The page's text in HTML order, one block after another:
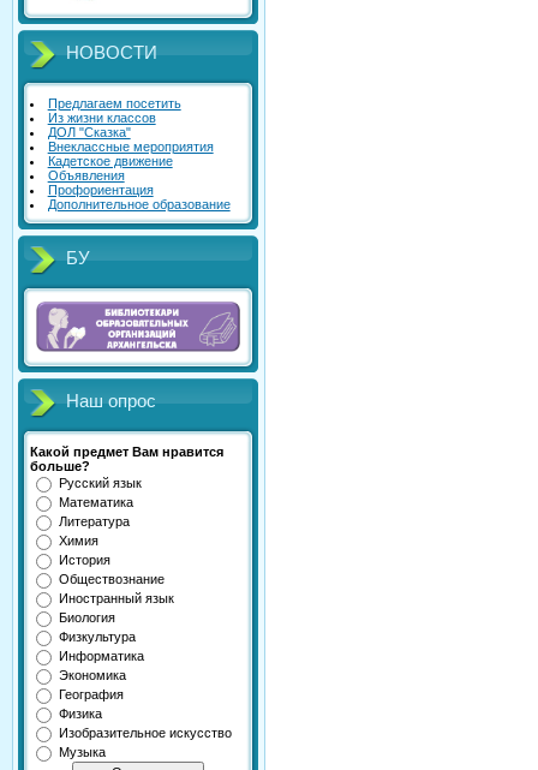
НОВОСТИ
Предлагаем посетить
Из жизни классов
ДОЛ "Сказка"
Внеклассные мероприятия
Кадетское движение
Объявления
Профориентация
Дополнительное образование
БУ
Наш опрос
Какой предмет Вам нравится
больше?
Русский язык
Математика
Литература
Химия
История
Обществознание
Иностранный язык
Биология
Физкультура
Информатика
Экономика
География
Физика
Изобразительное искусство
Музыка